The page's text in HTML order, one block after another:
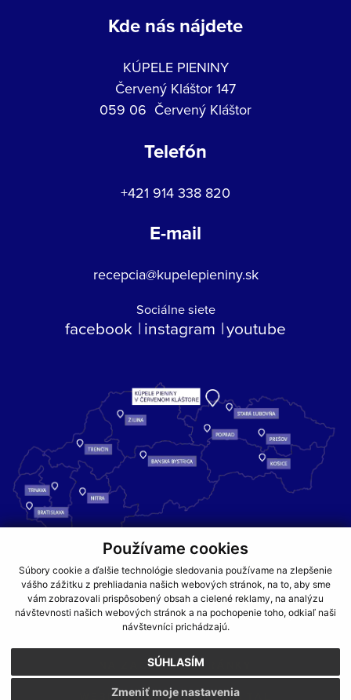
Používame cookies
Súbory cookie a ďalšie technológie sledovania používame na zlepšenie
vášho zážitku z prehliadania našich webových stránok, na to, aby sme
vám zobrazovali prispôsobený obsah a cielené reklamy, na analýzu
návštevnosti našich webových stránok a na pochopenie toho, odkiaľ naši
návštevníci prichádzajú.
SÚHLASÍM
Zmeniť moje nastavenia
Kde nás nájdete
KÚPELE PIENINY
Červený Kláštor 147
059 06 Červený Kláštor
Telefón
+421 914 338 820
E-mail
recepcia@kupelepieniny.sk
Sociálne siete
facebook instagram youtube
Kúpele Pieniny – miesto, kde sa príroda stretáva s liečivou silou
vody a oddychom pre telo aj dušu.
GDPR COOKIES PARTNERI
JEDÁLNY LÍSTOK
CENNÍKY
NA ZAČIATOK STRÁNKY
WEBDESIGN WEBEX.DIGITAL